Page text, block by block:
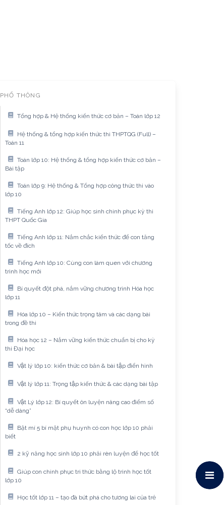
PHỔ THÔNG
Tổng hợp & Hệ thống kiến thức cơ bản – Toán lớp 12
Hệ thống & tổng hợp kiến thức thi THPTQG (Full) –
Toán 11
Toán lớp 10: Hệ thống & tổng hợp kiến thức cơ bản –
Bài tập
Toán lớp 9: Hệ thống & Tổng hợp công thức thi vào
lớp 10
Tiếng Anh lớp 12: Giúp học sinh chinh phục kỳ thi
THPT Quốc Gia
Tiếng Anh lớp 11: Nắm chắc kiến thức để con tăng
tốc về đích
Tiếng Anh lớp 10: Cùng con làm quen với chương
trình học mới
Bí quyết đột phá, nắm vững chương trình Hóa học
lớp 11
Hóa lớp 10 – Kiến thức trọng tâm và các dạng bài
trong đề thi
Hóa học 12 – Nắm vững kiến thức chuẩn bị cho kỳ
thi Đại học
Vật lý lớp 10: kiến thức cơ bản & bài tập điển hình
Vật lý lớp 11: Trọng tập kiến thức & các dạng bài tập
Vật Lý lớp 12: Bí quyết ôn luyện nâng cao điểm số
“dễ dàng”
Bật mí 5 bí mật phụ huynh có con học lớp 10 phải
biết
2 kỹ năng học sinh lớp 10 phải rèn luyện để học tốt
Giúp con chinh phục tri thức bằng lộ trình học tốt
lớp 10
Học tốt lớp 11 – tạo đà bứt phá cho tương lai của trẻ